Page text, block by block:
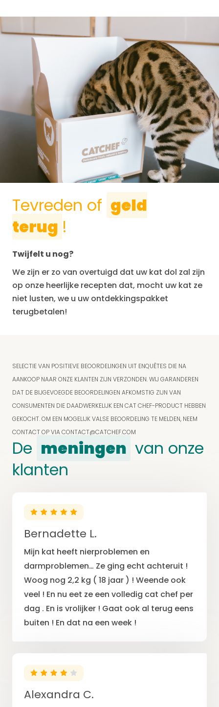
Tevreden of geld
terug !
Twijfelt u nog?
We zijn er zo van overtuigd dat uw kat dol zal zijn
op onze heerlijke recepten dat, mocht uw kat ze
niet lusten, we u uw ontdekkingspakket
terugbetalen!
SELECTIE VAN POSITIEVE BEOORDELINGEN UIT ENQUÊTES DIE NA
AANKOOP NAAR ONZE KLANTEN ZIJN VERZONDEN. WIJ GARANDEREN
DAT DE BIJGEVOEGDE BEOORDELINGEN AFKOMSTIG ZIJN VAN
CONSUMENTEN DIE DAADWERKELIJK EEN CAT CHEF-PRODUCT HEBBEN
GEKOCHT. OM EEN MOGELIJK VALSE BEOORDELING TE MELDEN, NEEM
CONTACT OP VIACONTACT@CATCHEF.COM
De meningen van onze
klanten
Bernadette L.
Mijn kat heeft nierproblemen en
darmproblemen… Ze ging echt achteruit !
Woog nog 2,2 kg ( 18 jaar ) ! Weende ook
veel ! En nu eet ze een volledig cat chef per
dag . En is vrolijker ! Gaat ook al terug eens
buiten ! En dat na een week !
Alexandra C.